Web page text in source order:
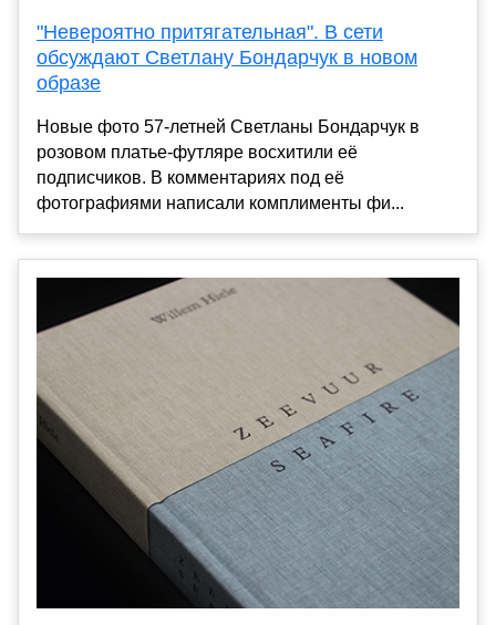
"Невероятно притягательная". В сети
обсуждают Светлану Бондарчук в новом
образе
Новые фото 57-летней Светланы Бондарчук в
розовом платье-футляре восхитили её
подписчиков. В комментариях под её
фотографиями написали комплименты фи...